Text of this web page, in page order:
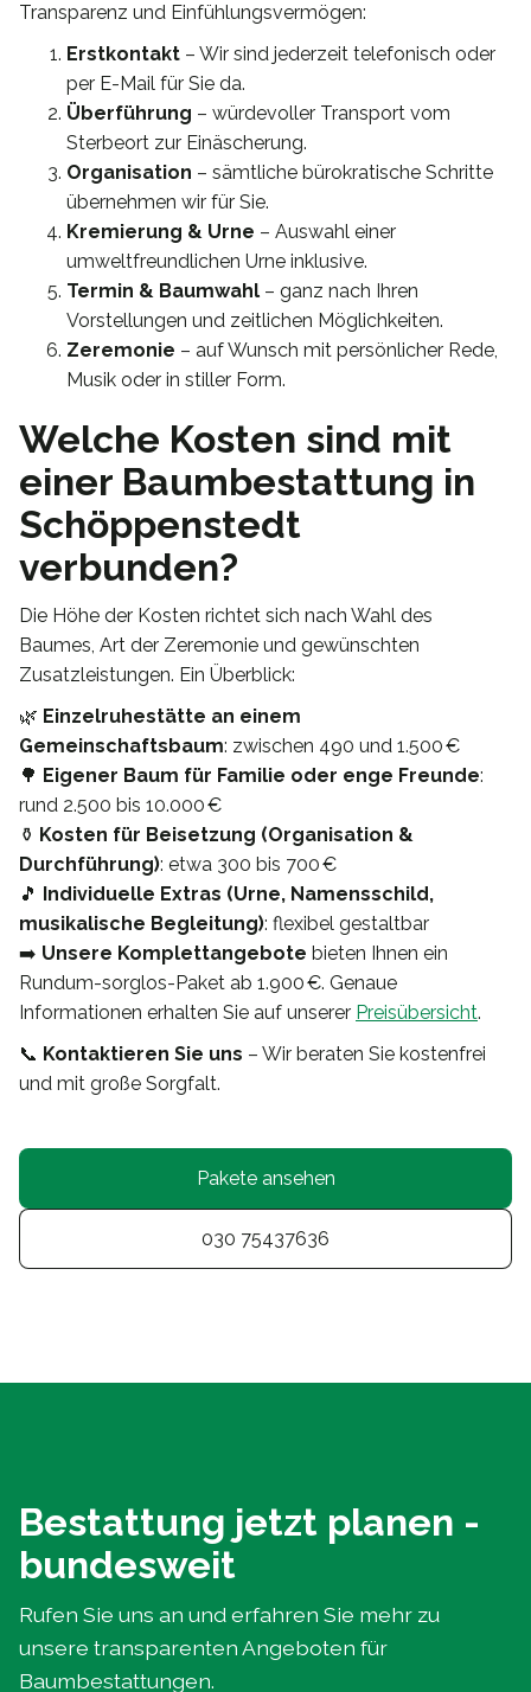
Transparenz und Einfühlungsvermögen:
Erstkontakt – Wir sind jederzeit telefonisch oder
per E-Mail für Sie da.
Überführung – würdevoller Transport vom
Sterbeort zur Einäscherung.
Organisation – sämtliche bürokratische Schritte
übernehmen wir für Sie.
Kremierung & Urne – Auswahl einer
umweltfreundlichen Urne inklusive.
Termin & Baumwahl – ganz nach Ihren
Vorstellungen und zeitlichen Möglichkeiten.
Zeremonie – auf Wunsch mit persönlicher Rede,
Musik oder in stiller Form.
Welche Kosten sind mit
einer Baumbestattung in
Schöppenstedt
verbunden?
Die Höhe der Kosten richtet sich nach Wahl des
Baumes, Art der Zeremonie und gewünschten
Zusatzleistungen. Ein Überblick:
🌿 Einzelruhestätte an einem
Gemeinschaftsbaum: zwischen 490 und 1.500 €
🌳 Eigener Baum für Familie oder enge Freunde:
rund 2.500 bis 10.000 €
⚱️ Kosten für Beisetzung (Organisation &
Durchführung): etwa 300 bis 700 €
🎵 Individuelle Extras (Urne, Namensschild,
musikalische Begleitung): flexibel gestaltbar
➡️ Unsere Komplettangebote bieten Ihnen ein
Rundum-sorglos-Paket ab 1.900 €. Genaue
Informationen erhalten Sie auf unserer Preisübersicht.
📞 Kontaktieren Sie uns – Wir beraten Sie kostenfrei
und mit große Sorgfalt.
Pakete ansehen
030 75437636
Bestattung jetzt planen -
bundesweit
Rufen Sie uns an und erfahren Sie mehr zu
unsere transparenten Angeboten für
Baumbestattungen.